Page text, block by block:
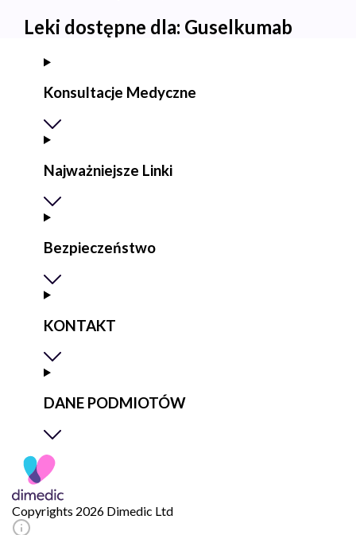
Leki dostępne dla: Guselkumab
Konsultacje Medyczne
Najważniejsze Linki
Bezpieczeństwo
KONTAKT
DANE PODMIOTÓW
Copyrights 2026 Dimedic Ltd